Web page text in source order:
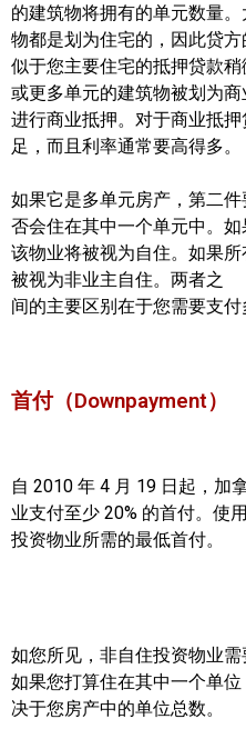
奥克维尔社区介绍
奥克维尔楼花项目
列治文山楼花项目
旺市楼花项目
万锦楼花项目
新居
新移民指南
实用链
大多伦多教育网站
大多伦多医疗机构
常用查询工具
的建筑物将拥有的单元数量
物都是划为住宅的，因此贷
似于您主要住宅的抵押贷款
或更多单元的建筑物被划为
进行商业抵押。对于商业抵
足，而且利率通常要高得多。
如果它是多单元房产，第二
否会住在其中一个单元中。
该物业将被视为自住。如果
被视为非业主自住。两者之
间的主要区别在于您需要支付
首付（Downpayment）
自 2010 年 4 月 19 日起，加
业支付至少 20% 的首付。使
投资物业所需的最低首付。
如您所见，非自住投资物业需
如果您打算住在其中一个单
决于您房产中的单位总数。